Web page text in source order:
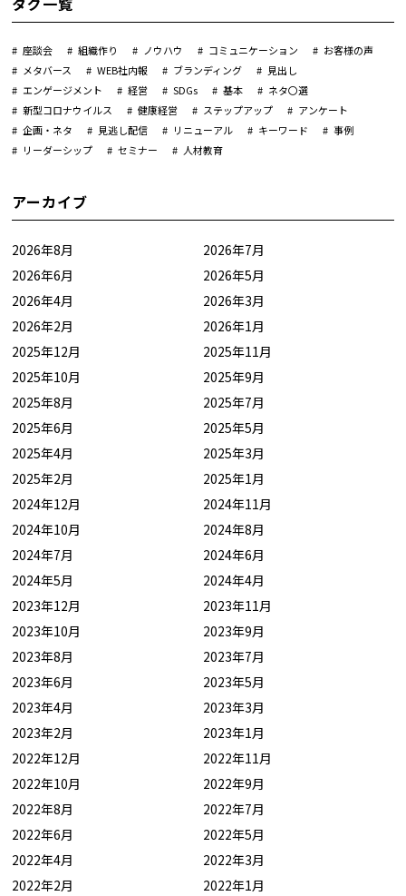
座談会 組織作り ノウハウ コミュニケーション
お客様の声
メタバース
WEB社内報 ブランディング
見出し
エンゲージメント
経営 SDGs 基本
ネタ〇選
新型コロナウイルス
健康経営 ステップアップ
アンケート
企画・ネタ
見逃し配信 リニューアル キーワード
事例
リーダーシップ
セミナー 人材教育
アーカイブ
2026年8月
2026年7月
2026年6月
2026年5月
2026年4月
2026年3月
2026年2月
2026年1月
2025年12月
2025年11月
2025年10月
2025年9月
2025年8月
2025年7月
2025年6月
2025年5月
2025年4月
2025年3月
2025年2月
2025年1月
2024年12月
2024年11月
2024年10月
2024年8月
2024年7月
2024年6月
2024年5月
2024年4月
2023年12月
2023年11月
2023年10月
2023年9月
2023年8月
2023年7月
2023年6月
2023年5月
2023年4月
2023年3月
2023年2月
2023年1月
2022年12月
2022年11月
2022年10月
2022年9月
2022年8月
2022年7月
2022年6月
2022年5月
2022年4月
2022年3月
2022年2月
2022年1月